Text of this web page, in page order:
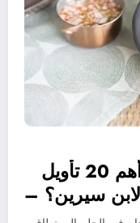
تعرف علي – تعرف على أهم 20 تأويل
سيرين؟ –